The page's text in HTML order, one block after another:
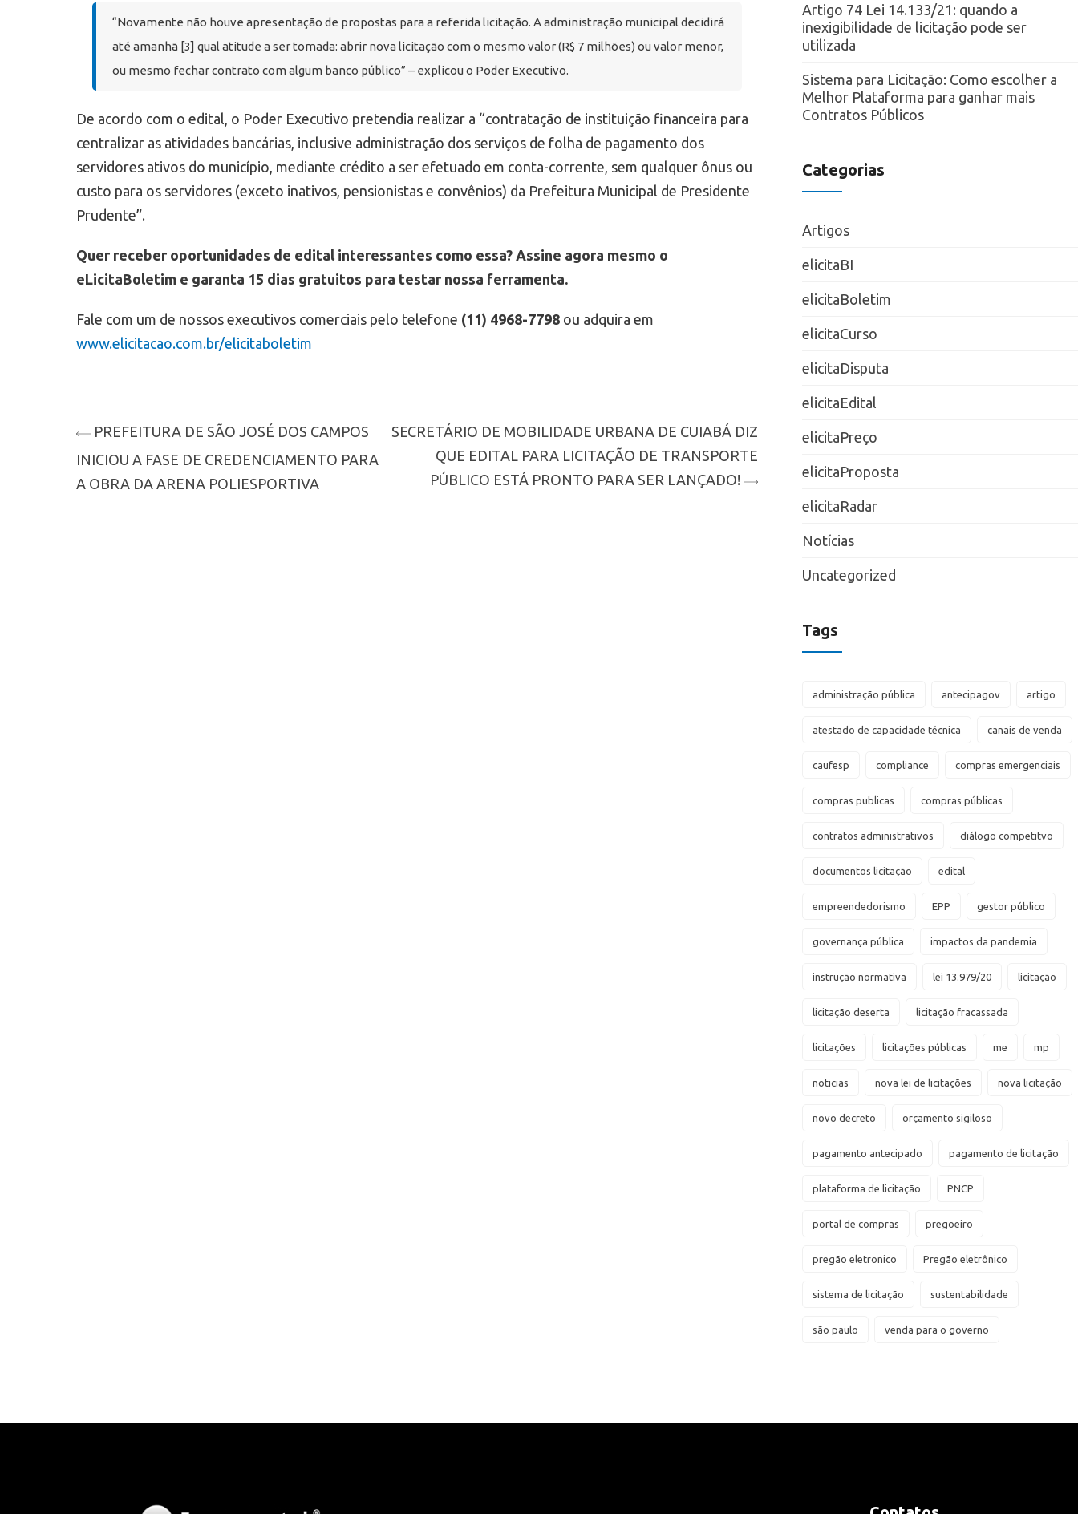
“Novamente não houve apresentação de propostas para a referida licitação. A administração municipal decidirá
até amanhã [3] qual atitude a ser tomada: abrir nova licitação com o mesmo valor (R$ 7 milhões) ou valor menor,
ou mesmo fechar contrato com algum banco público” – explicou o Poder Executivo.
De acordo com o edital, o Poder Executivo pretendia realizar a “contratação de instituição financeira para
centralizar as atividades bancárias, inclusive administração dos serviços de folha de pagamento dos
servidores ativos do município, mediante crédito a ser efetuado em conta-corrente, sem qualquer ônus ou
custo para os servidores (exceto inativos, pensionistas e convênios) da Prefeitura Municipal de Presidente
Prudente”.
Quer receber oportunidades de edital interessantes como essa? Assine agora mesmo o
eLicitaBoletim e garanta 15 dias gratuitos para testar nossa ferramenta.
Fale com um de nossos executivos comerciais pelo telefone (11) 4968-7798 ou adquira em
www.elicitacao.com.br/elicitaboletim
PREFEITURA DE SÃO JOSÉ DOS CAMPOS
INICIOU A FASE DE CREDENCIAMENTO PARA
A OBRA DA ARENA POLIESPORTIVA
SECRETÁRIO DE MOBILIDADE URBANA DE CUIABÁ DIZ
QUE EDITAL PARA LICITAÇÃO DE TRANSPORTE
PÚBLICO ESTÁ PRONTO PARA SER LANÇADO!
Artigo 74 Lei 14.133/21: quando a
inexigibilidade de licitação pode ser
utilizada
Sistema para Licitação: Como escolher a
Melhor Plataforma para ganhar mais
Contratos Públicos
Categorias
Artigos
elicitaBI
elicitaBoletim
elicitaCurso
elicitaDisputa
elicitaEdital
elicitaPreço
elicitaProposta
elicitaRadar
Notícias
Uncategorized
Tags
administração pública antecipagov artigo
atestado de capacidade técnica canais de venda
caufesp compliance compras emergenciais
compras publicas compras públicas
contratos administrativos diálogo competitvo
documentos licitação edital
empreendedorismo EPP gestor público
governança pública impactos da pandemia
instrução normativa lei 13.979/20 licitação
licitação deserta licitação fracassada
licitações licitações públicas me mp
noticias nova lei de licitações nova licitação
novo decreto orçamento sigiloso
pagamento antecipado pagamento de licitação
plataforma de licitação PNCP
portal de compras pregoeiro
pregão eletronico Pregão eletrônico
sistema de licitação sustentabilidade
são paulo venda para o governo